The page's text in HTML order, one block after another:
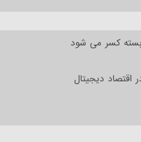
بسته کسر می شود
اقتصاد دیجیتال